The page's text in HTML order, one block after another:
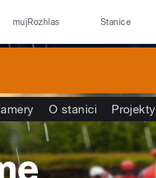
mujRozhlas Stanice
O stanici Projekty